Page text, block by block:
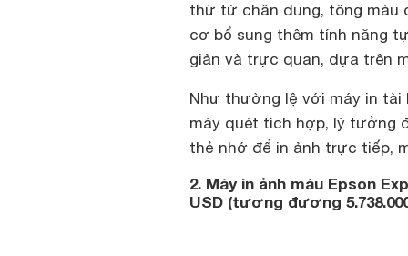
thứ từ chân dung, tông màu
cơ bổ sung thêm tính năng
giản và trực quan, dựa trên
Như thường lệ với máy in tài
máy quét tích hợp, lý tưởng
thẻ nhớ để in ảnh trực tiếp,
2. Máy in ảnh màu Epson
USD (tương đương